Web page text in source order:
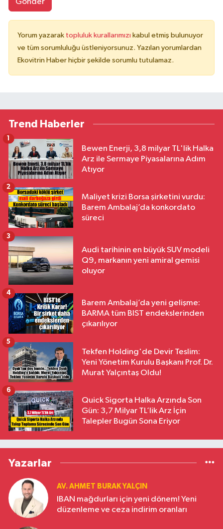
Yorum yazarak topluluk kurallarımızı kabul etmiş bulunuyor
ve tüm sorumluluğu üstleniyorsunuz. Yazılan yorumlardan
Ekovitrin Haber hiçbir şekilde sorumlu tutulamaz.
Trend Haberler
Bewen Enerji, 3,8 milyar TL'lik Halka
Arz ile Sermaye Piyasalarına Adım
Atıyor
1
Maliyet krizi Borsa şirketini vurdu:
Barem Ambalaj’da konkordato
süreci
2
Audi tarihinin en büyük SUV modeli
Q9, markanın yeni amiral gemisi
oluyor
3
Barem Ambalaj’da yeni gelişme:
BARMA tüm BIST endekslerinden
çıkarılıyor
4
Tekfen Holding'de Devir Teslim:
Yeni Yönetim Kurulu Başkanı Prof. Dr.
Murat Yalçıntaş Oldu!
5
Quick Sigorta Halka Arzında Son
Gün: 3,7 Milyar TL’lik Arz İçin
Talepler Bugün Sona Eriyor
6
Yazarlar
AV. AHMET BURAK YALÇIN
IBAN mağdurları için yeni dönem! Yeni
düzenleme ve ceza indirim oranları